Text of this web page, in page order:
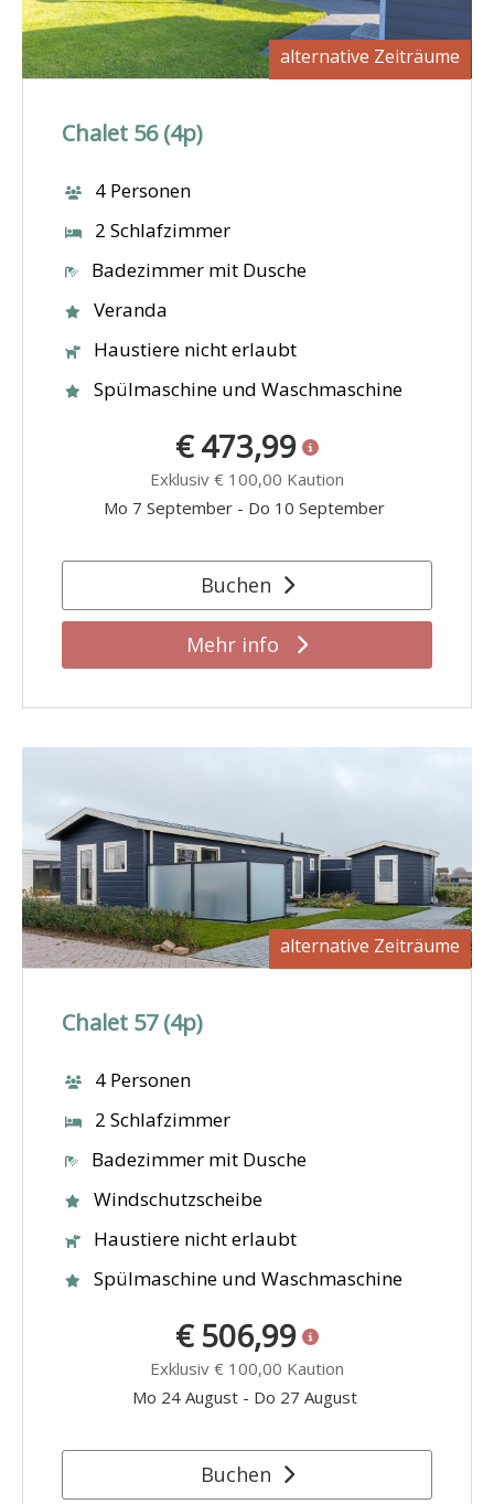
alternative Zeiträume
Chalet 56 (4p)
4 Personen
2 Schlafzimmer
Badezimmer mit Dusche
Veranda
Haustiere nicht erlaubt
Spülmaschine und Waschmaschine
€ 473,99
Exklusiv € 100,00 Kaution
Mo 7 September - Do 10 September
Buchen
Mehr info
alternative Zeiträume
Chalet 57 (4p)
4 Personen
2 Schlafzimmer
Badezimmer mit Dusche
Windschutzscheibe
Haustiere nicht erlaubt
Spülmaschine und Waschmaschine
€ 506,99
Exklusiv € 100,00 Kaution
Mo 24 August - Do 27 August
Buchen